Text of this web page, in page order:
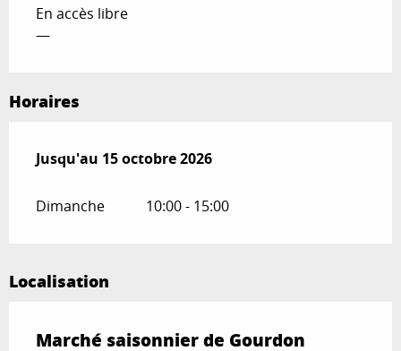
En accès libre
—
Horaires
Du13 avril 2026au15 octobre 2026
Jusqu'au 15 octobre 2026
Dimanche 10:00 - 15:00
Localisation
Marché saisonnier de Gourdon